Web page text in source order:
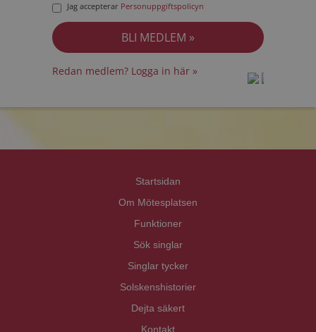
Jag accepterar Personuppgiftspolicyn
Redan medlem? Logga in här »
Startsidan
Om Mötesplatsen
Funktioner
Sök singlar
Singlar tycker
Solskenshistorier
Dejta säkert
Kontakt